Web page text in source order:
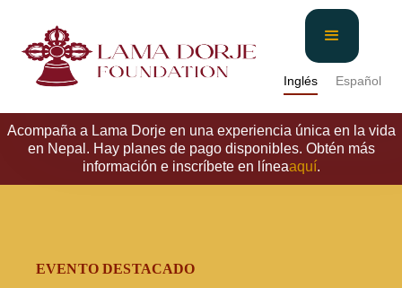
Inglés Español
Acompaña a Lama Dorje en una experiencia única en la vida
en Nepal. Hay planes de pago disponibles. Obtén más
información e inscríbete en líneaaquí.
EVENTO DESTACADO